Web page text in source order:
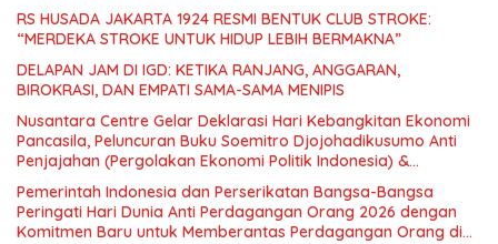
RS HUSADA JAKARTA 1924 RESMI BENTUK CLUB STROKE:
“MERDEKA STROKE UNTUK HIDUP LEBIH BERMAKNA”
DELAPAN JAM DI IGD: KETIKA RANJANG, ANGGARAN,
BIROKRASI, DAN EMPATI SAMA-SAMA MENIPIS
Nusantara Centre Gelar Deklarasi Hari Kebangkitan Ekonomi
Pancasila, Peluncuran Buku Soemitro Djojohadikusumo Anti
Penjajahan (Pergolakan Ekonomi Politik Indonesia) &
Simposium Nasional “Urgensi Undang-Undang Perekonomian
Nasional dan Kesejahteraan Sosial dalam Menata Bangsa
Menuju Indonesia Emas 2045”,
Pemerintah Indonesia dan Perserikatan Bangsa-Bangsa
Peringati Hari Dunia Anti Perdagangan Orang 2026 dengan
Komitmen Baru untuk Memberantas Perdagangan Orang di